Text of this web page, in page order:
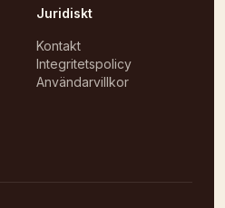
Juridiskt
Kontakt
Integritetspolicy
Användarvillkor